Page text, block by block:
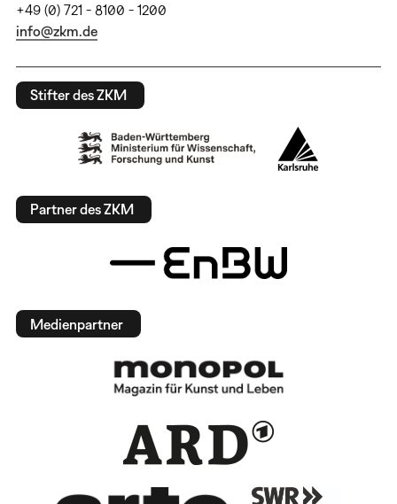
+49 (0) 721 - 8100 - 1200
info@zkm.de
Stifter des ZKM
Partner des ZKM
Medienpartner